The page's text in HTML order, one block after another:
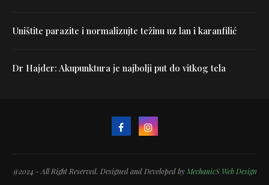
Uništite parazite i normalizujte težinu uz lan i karanfilić
Dr Hajder: Akupunktura je najbolji put do vitkog tela
@2024 - All Right Reserved. Designed and Developed by MechanicS Web Design